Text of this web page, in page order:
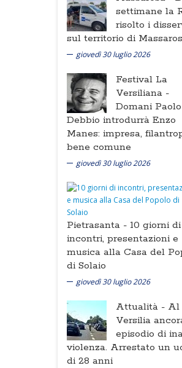
settimane la
risolto i
sul territorio di
giovedì 30 luglio 2026
Festival La
Versiliana -
Domani
Debbio introdurrà Enzo
Manes: impresa,
bene comune
giovedì 30 luglio 2026
Pietrasanta - 10 giorni di
incontri, presentazioni e
musica alla Casa del
di Solaio
giovedì 30 luglio 2026
Attualità - Al
Versilia
episodio di
violenza. Arrestato un
di 28 anni